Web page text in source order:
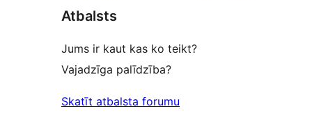
Atbalsts
Jums ir kaut kas ko teikt?
Vajadzīga palīdzība?
Skatīt atbalsta forumu